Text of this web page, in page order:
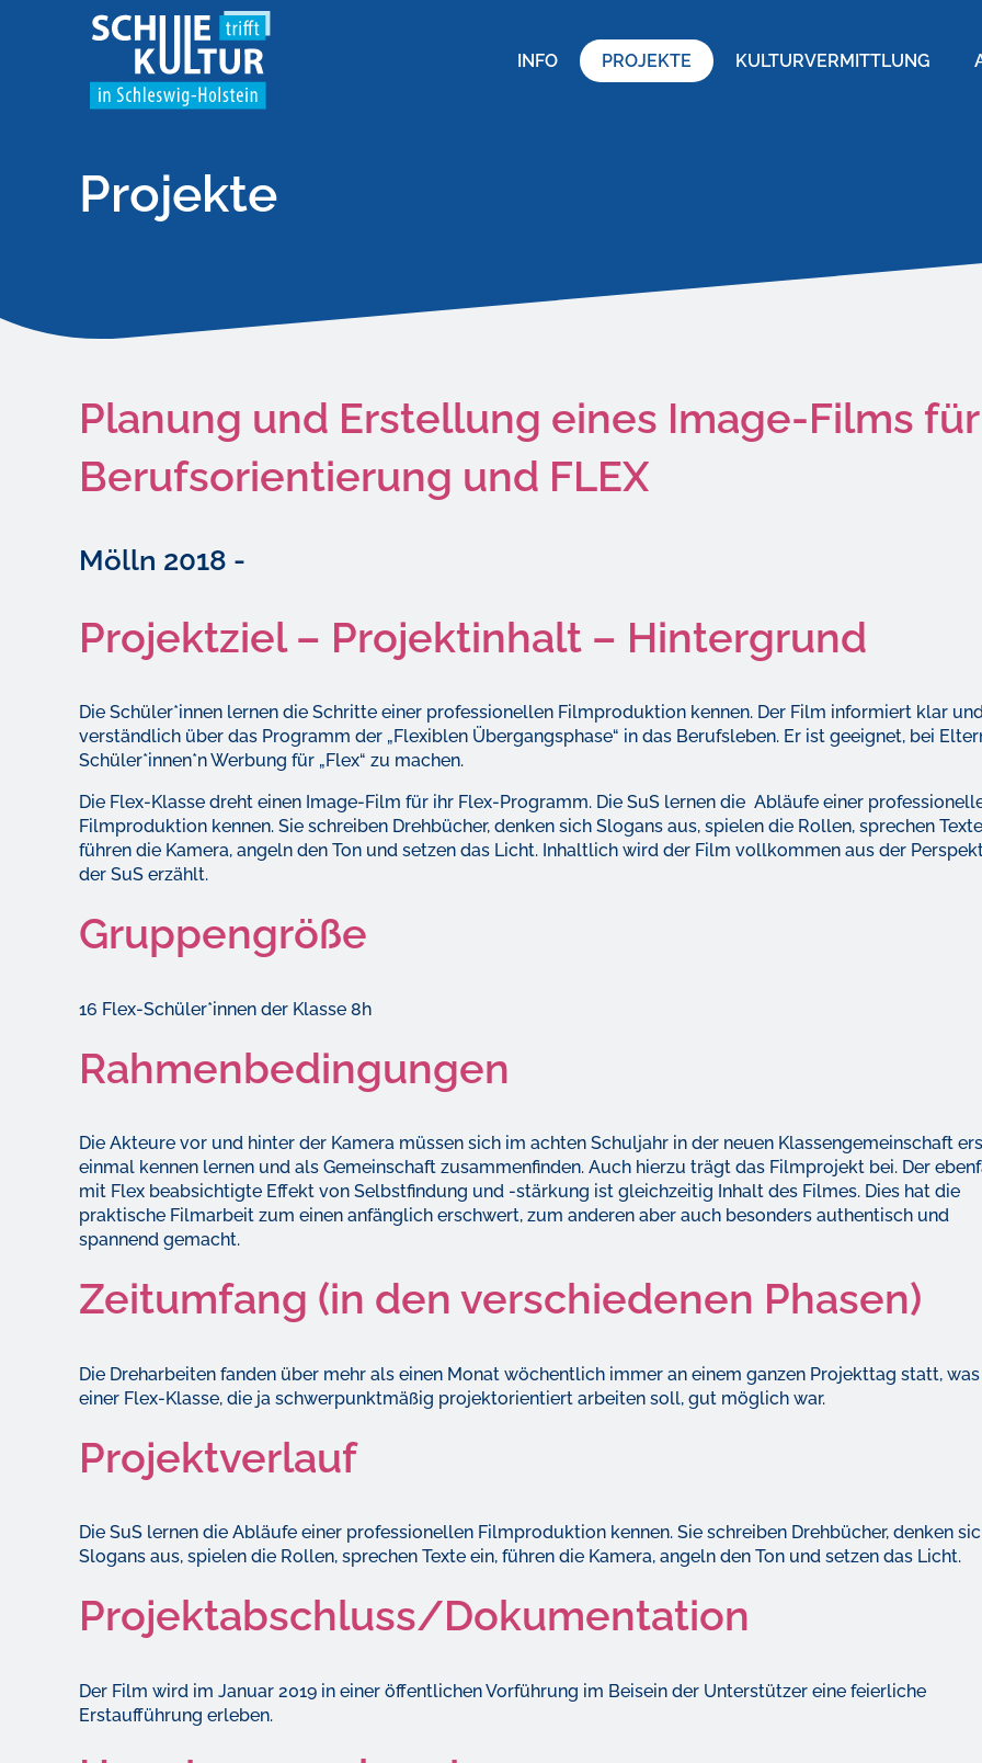
INFO PROJEKTE KULTURVERMITTLUNG
Projekte
Planung und Erstellung eines Image-Films für
Berufsorientierung und FLEX
Mölln 2018 -
Projektziel – Projektinhalt – Hintergrund
Die Schüler*innen lernen die Schritte einer professionellen Filmproduktion kennen. Der Film informiert klar
verständlich über das Programm der „Flexiblen Übergangsphase“ in das Berufsleben. Er ist geeignet, bei
Schüler*innen*n Werbung für „Flex“ zu machen.
Die Flex-Klasse dreht einen Image-Film für ihr Flex-Programm. Die SuS lernen die Abläufe einer
Filmproduktion kennen. Sie schreiben Drehbücher, denken sich Slogans aus, spielen die Rollen, sprechen
führen die Kamera, angeln den Ton und setzen das Licht. Inhaltlich wird der Film vollkommen aus der
der SuS erzählt.
Gruppengröße
16 Flex-Schüler*innen der Klasse 8h
Rahmenbedingungen
Die Akteure vor und hinter der Kamera müssen sich im achten Schuljahr in der neuen Klassengemeinschaft
einmal kennen lernen und als Gemeinschaft zusammenfinden. Auch hierzu trägt das Filmprojekt bei. Der
mit Flex beabsichtigte Effekt von Selbstfindung und -stärkung ist gleichzeitig Inhalt des Filmes. Dies hat die
praktische Filmarbeit zum einen anfänglich erschwert, zum anderen aber auch besonders authentisch und
spannend gemacht.
Zeitumfang (in den verschiedenen Phasen)
Die Dreharbeiten fanden über mehr als einen Monat wöchentlich immer an einem ganzen Projekttag statt,
einer Flex-Klasse, die ja schwerpunktmäßig projektorientiert arbeiten soll, gut möglich war.
Projektverlauf
Die SuS lernen die Abläufe einer professionellen Filmproduktion kennen. Sie schreiben Drehbücher, denken
Slogans aus, spielen die Rollen, sprechen Texte ein, führen die Kamera, angeln den Ton und setzen das Licht.
Projektabschluss/Dokumentation
Der Film wird im Januar 2019 in einer öffentlichen Vorführung im Beisein der Unterstützer eine feierliche
Erstaufführung erleben.